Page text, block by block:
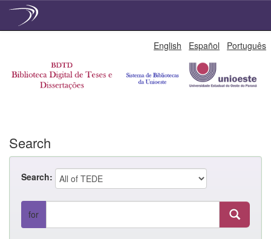
English Español Português
Search
Search:
for